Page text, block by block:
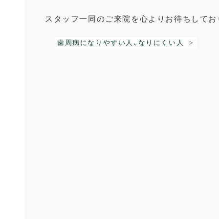
スタッフ一同のご来院を心よりお待ちしてお
歯周病になりやすい人、なりにくい人 >